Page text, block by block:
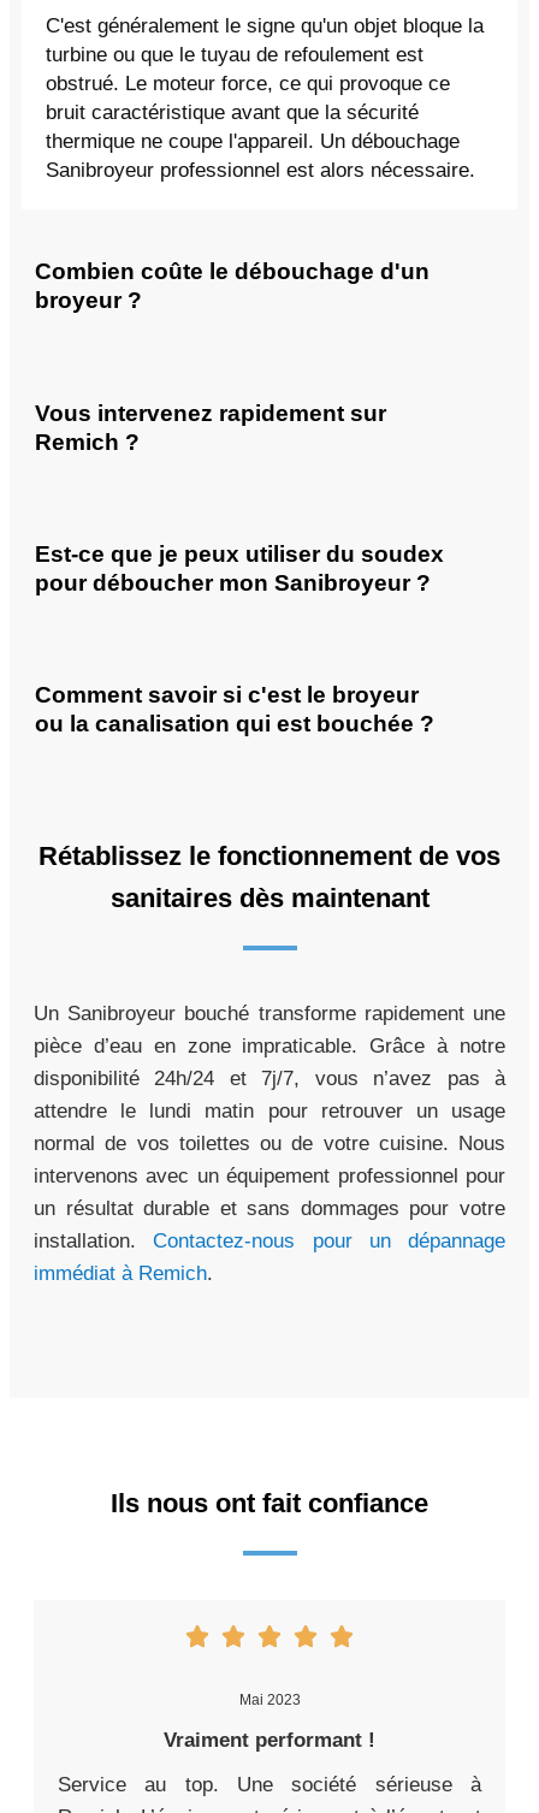
C'est généralement le signe qu'un objet bloque la
turbine ou que le tuyau de refoulement est
obstrué. Le moteur force, ce qui provoque ce
bruit caractéristique avant que la sécurité
thermique ne coupe l'appareil. Un débouchage
Sanibroyeur professionnel est alors nécessaire.
Combien coûte le débouchage d'un
broyeur ?
Vous intervenez rapidement sur
Remich ?
Est-ce que je peux utiliser du soudex
pour déboucher mon Sanibroyeur ?
Comment savoir si c'est le broyeur
ou la canalisation qui est bouchée ?
Rétablissez le fonctionnement de vos
sanitaires dès maintenant
Un Sanibroyeur bouché transforme rapidement une
pièce d’eau en zone impraticable. Grâce à notre
disponibilité 24h/24 et 7j/7, vous n’avez pas à
attendre le lundi matin pour retrouver un usage
normal de vos toilettes ou de votre cuisine. Nous
intervenons avec un équipement professionnel pour
un résultat durable et sans dommages pour votre
installation.Contactez-nous pour un dépannage
immédiat à Remich.
Ils nous ont fait confiance
Mai 2023
Vraiment performant !
Service au top. Une société sérieuse à